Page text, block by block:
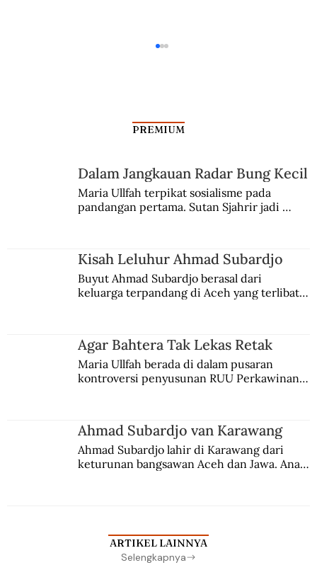
Klenik di Balik Final Italia vs Brasil
PREMIUM
Dalam Jangkauan Radar Bung Kecil
Maria Ullfah terpikat sosialisme pada
pandangan pertama. Sutan Sjahrir jadi
Kisah Leluhur Ahmad Subardjo
Buyut Ahmad Subardjo berasal dari
keluarga terpandang di Aceh yang terlibat
Agar Bahtera Tak Lekas Retak
Maria Ullfah berada di dalam pusaran
kontroversi penyusunan RUU Perkawinan.
Ahmad Subardjo van Karawang
Ahmad Subardjo lahir di Karawang dari
keturunan bangsawan Aceh dan Jawa. Anak
ARTIKEL LAINNYA
Selengkapnya